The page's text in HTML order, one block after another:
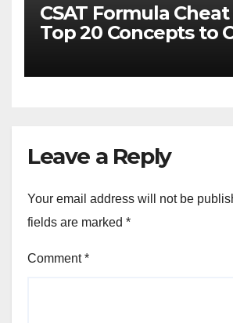
CSAT Formula
Top 20 Concepts to
Leave a Reply
Your email address will not be
fields are marked *
Comment*